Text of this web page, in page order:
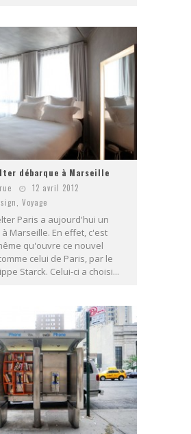
débarque à Marseille
12 avril 2012
Voyage
Paris a aujourd'hui un
Marseille. En effet, c'est
qu'ouvre ce nouvel
celui de Paris, par le
Starck. Celui-ci a choisi...